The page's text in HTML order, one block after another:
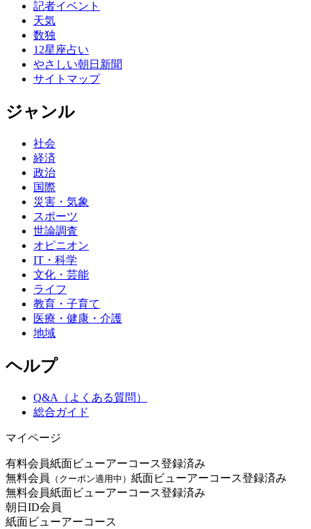
記者イベント
天気
数独
12星座占い
やさしい朝日新聞
サイトマップ
ジャンル
社会
経済
政治
国際
災害・気象
スポーツ
世論調査
オピニオン
IT・科学
文化・芸能
ライフ
教育・子育て
医療・健康・介護
地域
ヘルプ
Q&A（よくある質問）
総合ガイド
マイページ
有料会員紙面ビューアーコース登録済み
無料会員
（クーポン適用中） 紙面ビューアーコース登録済み
無料会員紙面ビューアーコース登録済み
朝日ID会員
紙面ビューアーコース